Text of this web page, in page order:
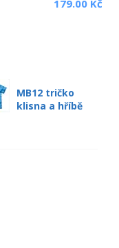
179.00 Kč
MB12 tričko
klisna a hříbě